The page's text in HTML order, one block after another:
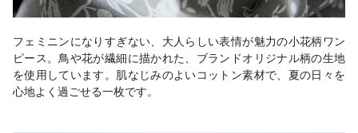
フェミニンになりすぎない、大人らしい表情が魅力の小花柄ワン
ピース。鳥や花が繊細に描かれた、ブランドオリジナル柄の生地
を使用しています。肌なじみのよいコットン素材で、夏の日々を
心地よく過ごせる一枚です。